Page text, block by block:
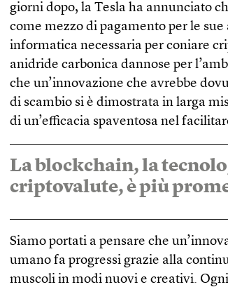
giorni dopo, la Tesla ha annunciato
come mezzo di pagamento per le
informatica necessaria per coniare
anidride carbonica dannose per
che un’innovazione che avrebbe
di scambio si è dimostrata in larga
di un’efficacia spaventosa nel
La blockchain, la
criptovalute, è più
Siamo portati a pensare che
umano fa progressi grazie alla
muscoli in modi nuovi e creativi.